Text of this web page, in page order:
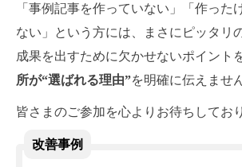
「事例記事を作っていない」「作った
ない」という方には、まさにピッタリ
成果を出すために欠かせないポイント
所が“選ばれる理由”を明確に伝えませ
皆さまのご参加を心よりお待ちしてお
改善事例